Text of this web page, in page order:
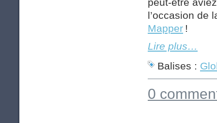
peut-être
l’occasion de
Mapper !
Lire plus…
Balises :
0